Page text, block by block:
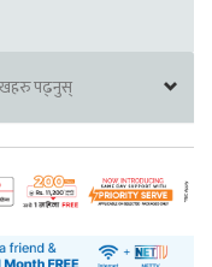
पढ्नुस्